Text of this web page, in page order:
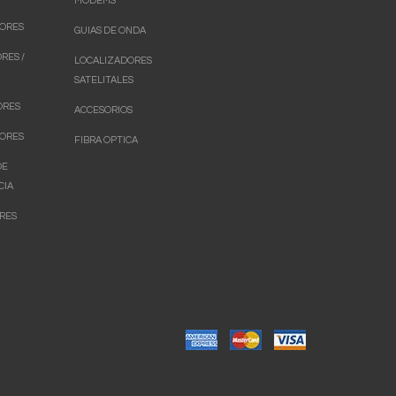
/
GUIAS DE ONDA
LOCALIZADORES
SATELITALES
ACCESORIOS
FIBRA OPTICA